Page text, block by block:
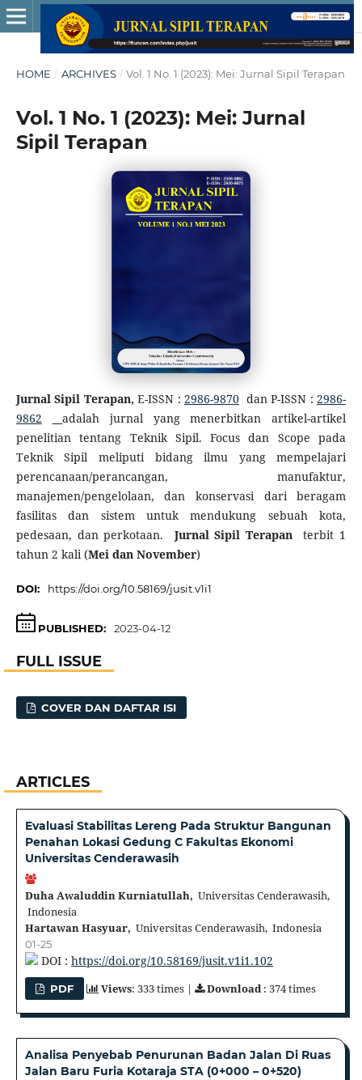
HOME / ARCHIVES / Vol. 1 No. 1 (2023): Mei: Jurnal Sipil Terapan
Vol. 1 No. 1 (2023): Mei: Jurnal
Sipil Terapan
Jurnal Sipil Terapan, E-ISSN : 2986-9870 dan P-ISSN :2986-
9862
adalah jurnal yang menerbitkan artikel-artikel
penelitian tentang Teknik Sipil. Focus dan Scope pada
Teknik Sipil meliputi bidang ilmu yang mempelajari
perencanaan/perancangan, manufaktur,
manajemen/pengelolaan, dan konservasi dari beragam
fasilitas dan sistem untuk mendukung sebuah kota,
pedesaan, dan perkotaan.
Jurnal Sipil Terapan
terbit 1
tahun 2 kali (Mei dan November)
DOI: https://doi.org/10.58169/jusit.v1i1
PUBLISHED: 2023-04-12
FULL ISSUE
COVER DAN DAFTAR ISI
ARTICLES
Evaluasi Stabilitas Lereng Pada Struktur Bangunan
Penahan Lokasi Gedung C Fakultas Ekonomi
Universitas Cenderawasih
Duha Awaluddin Kurniatullah, Universitas Cenderawasih,
Indonesia
Hartawan Hasyuar, Universitas Cenderawasih, Indonesia
01-25
DOI : https://doi.org/10.58169/jusit.v1i1.102
PDF Views: 333 times | Download: 374 times
Analisa Penyebab Penurunan Badan Jalan Di Ruas
Jalan Baru Furia Kotaraja STA (0+000 – 0+520)